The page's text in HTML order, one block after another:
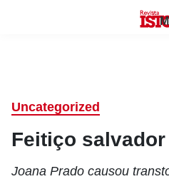
Uncategorized
Feitiço salvador
Joana Prado causou